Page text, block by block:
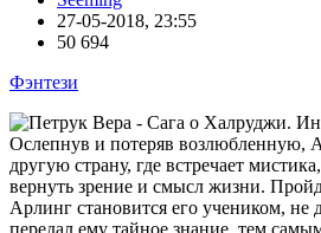
27-05-2018, 23:55
50 694
Фэнтези
Ослепнув и потеряв возлюбленную,
другую страну, где встречает
вернуть зрение и смысл жизни.
Арлинг становится его учеником, не